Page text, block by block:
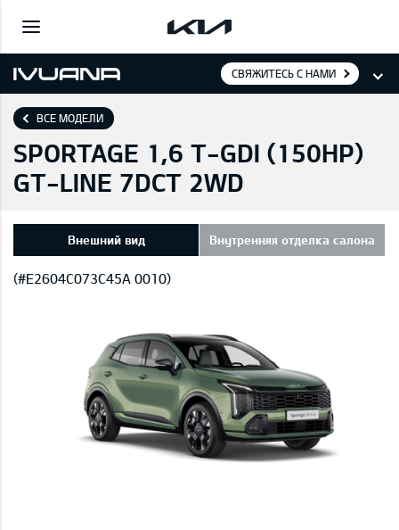
СВЯЖИТЕСЬ С НАМИ
ВСЕ МОДЕЛИ
SPORTAGE 1,6 T-GDI (150HP)
GT-LINE 7DCT 2WD
Внешний вид Внутренняя отделка салона
(#E2604C073C45A 0010)